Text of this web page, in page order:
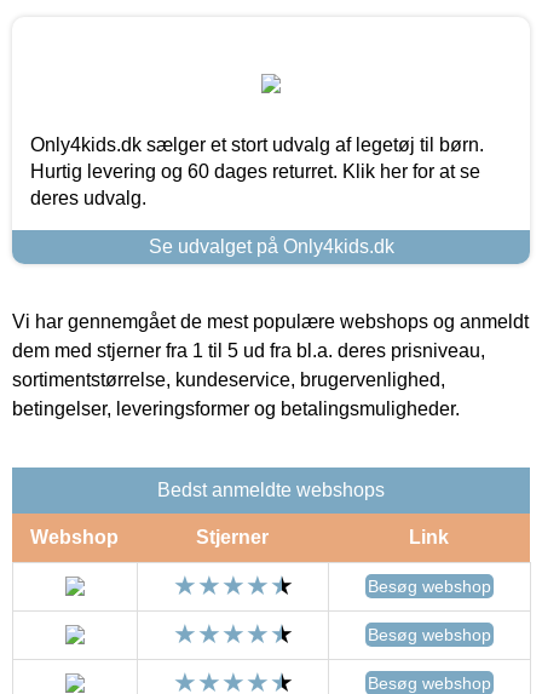
Only4kids.dk sælger et stort udvalg af legetøj til børn.
Hurtig levering og 60 dages returret. Klik her for at se
deres udvalg.
Se udvalget på Only4kids.dk
Vi har gennemgået de mest populære webshops og anmeldt
dem med stjerner fra 1 til 5 ud fra bl.a. deres prisniveau,
sortimentstørrelse, kundeservice, brugervenlighed,
betingelser, leveringsformer og betalingsmuligheder.
Bedst anmeldte webshops
Webshop Stjerner Link
Besøg webshop
Besøg webshop
Besøg webshop